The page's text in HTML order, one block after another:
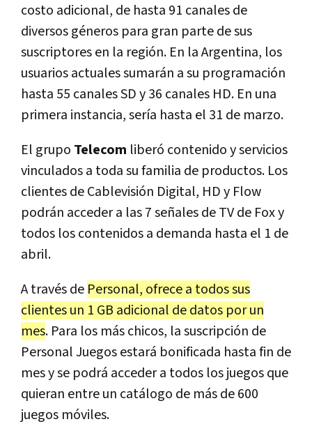
costo adicional, de hasta 91 canales de
diversos géneros para gran parte de sus
suscriptores en la región. En la Argentina, los
usuarios actuales sumarán a su programación
hasta 55 canales SD y 36 canales HD. En una
primera instancia, sería hasta el 31 de marzo.
El grupo Telecom liberó contenido y servicios
vinculados a toda su familia de productos. Los
clientes de Cablevisión Digital, HD y Flow
podrán acceder a las 7 señales de TV de Fox y
todos los contenidos a demanda hasta el 1 de
abril.
A través de Personal, ofrece a todos sus
clientes un 1 GB adicional de datos por un
mes. Para los más chicos, la suscripción de
Personal Juegos estará bonificada hasta fin de
mes y se podrá acceder a todos los juegos que
quieran entre un catálogo de más de 600
juegos móviles.